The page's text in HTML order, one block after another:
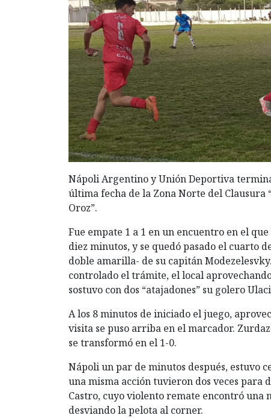
Nápoli Argentino y Unión Deportiva
última fecha de la Zona Norte del Clausura
Oroz”.
Fue empate 1 a 1 en un encuentro en el
diez minutos, y se quedó pasado el cuarto
doble amarilla- de su capitán
controlado el trámite, el local
sostuvo con dos “atajadones” su golero
A los 8 minutos de iniciado el juego,
visita se puso arriba en el marcador.
se transformó en el 1-0.
Nápoli un par de minutos después, estuvo
una misma acción tuvieron dos veces
Castro, cuyo violento remate encontró una
desviando la pelota al corner.